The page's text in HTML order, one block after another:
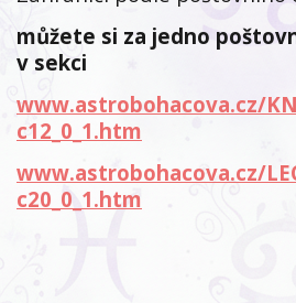
můžete si za jedno
v sekci
www.astrobohacova.cz/
c12_0_1.htm
www.astrobohacova.cz/
c20_0_1.htm